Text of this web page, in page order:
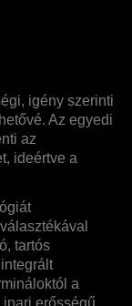
igény szerinti
Az egyedi
az
ideértve a
tartós
a
erősségű